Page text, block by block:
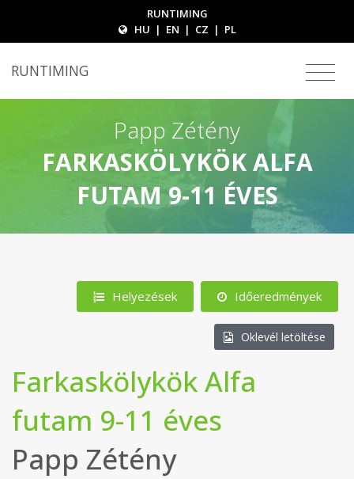
RUNTIMING
HU | EN | CZ | PL
RUNTIMING
Papp Zétény
FARKASKÖLYKÖK ALFA
FUTAM 9-11 ÉVES
Helyezések Időeredmények
Oklevél letöltése
Farkaskölykök Alfa
futam 9-11 éves
Papp Zétény